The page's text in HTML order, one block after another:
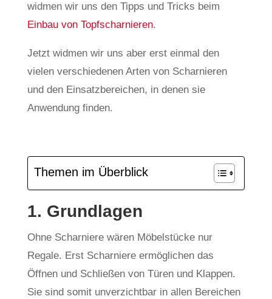
widmen wir uns den Tipps und Tricks beim
Einbau von Topfscharnieren.
Jetzt widmen wir uns aber erst einmal den
vielen verschiedenen Arten von Scharnieren
und den Einsatzbereichen, in denen sie
Anwendung finden.
Themen im Überblick
1. Grundlagen
Ohne Scharniere wären Möbelstücke nur
Regale. Erst Scharniere ermöglichen das
Öffnen und Schließen von Türen und Klappen.
Sie sind somit unverzichtbar in allen Bereichen